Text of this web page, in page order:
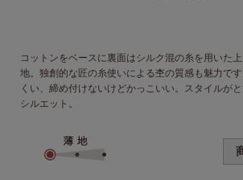
コットンをベースに裏面はシルク混の糸を用いた
地。独創的な匠の糸使いによる杢の質感も魅力で
くい、締め付けないけどかっこいい。スタイルが
シルエット。